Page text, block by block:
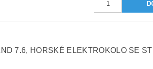
7.6, HORSKÉ ELEKTROKOLO SE